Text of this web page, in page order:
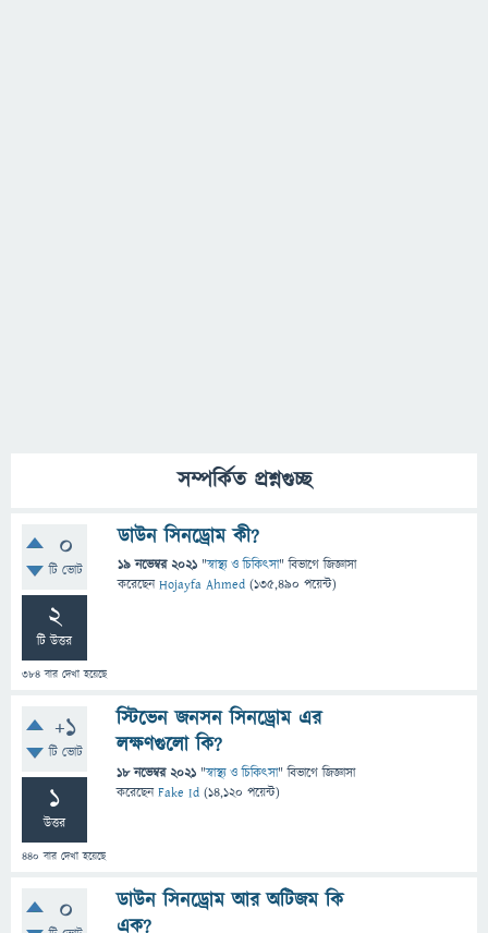
সম্পর্কিত প্রশ্নগুচ্ছ
0
টি ভোট
2
টি উত্তর
384 বার দেখা হয়েছে
ডাউন সিনড্রোম কী?
19 নভেম্বর 2021 "স্বাস্থ্য ও চিকিৎসা" বিভাগে জিজ্ঞাসা
করেছেনHojayfa Ahmed (135,490 পয়েন্ট)
+1
টি ভোট
1
উত্তর
440 বার দেখা হয়েছে
স্টিভেন জনসন সিনড্রোম এর
লক্ষণগুলো কি?
18 নভেম্বর 2021 "স্বাস্থ্য ও চিকিৎসা" বিভাগে জিজ্ঞাসা
করেছেনFake Id (14,120 পয়েন্ট)
0
ডাউন সিনড্রোম আর অটিজম কি
এক?